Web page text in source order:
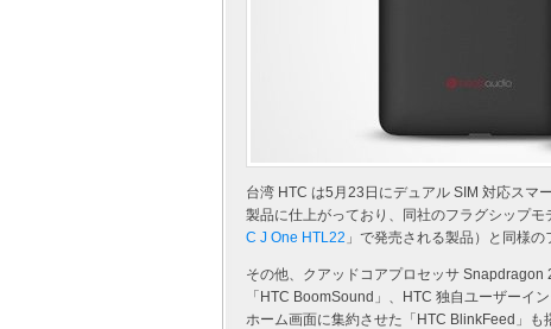
台湾 HTC は5月23日にデュアル SIM 対応スマ
製品に仕上がっており、同社のフラグシップ
C J One HTL22 」で発売される製品）と同様の
その他、クアッドコアプロセッサ
「HTC BoomSound」、HTC 独自ユーザーイ
ホーム画面に集約させた「HTC BlinkFeed」も